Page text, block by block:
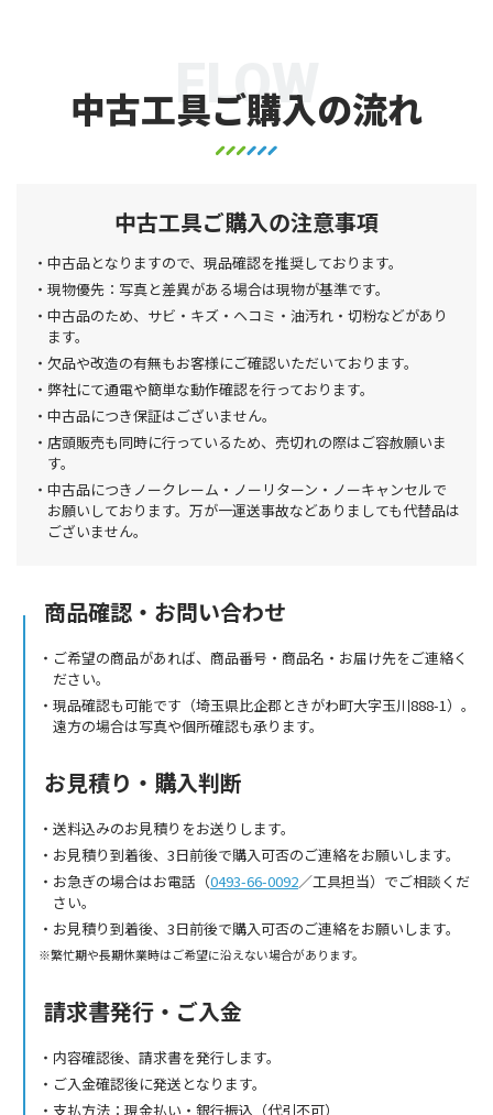
中古工具ご購入の流れ
FLOW
中古工具ご購入の注意事項
中古品となりますので、現品確認を推奨しております。
現物優先：写真と差異がある場合は現物が基準です。
中古品のため、サビ・キズ・ヘコミ・油汚れ・切粉などがあり
ます。
欠品や改造の有無もお客様にご確認いただいております。
弊社にて通電や簡単な動作確認を行っております。
中古品につき保証はございません。
店頭販売も同時に行っているため、売切れの際はご容赦願いま
す。
中古品につきノークレーム・ノーリターン・ノーキャンセルで
お願いしております。万が一運送事故などありましても代替品は
ございません。
商品確認・お問い合わせ
ご希望の商品があれば、商品番号・商品名・お届け先をご連絡く
ださい。
現品確認も可能です（埼玉県比企郡ときがわ町大字玉川888-1）。
遠方の場合は写真や個所確認も承ります。
お見積り・購入判断
送料込みのお見積りをお送りします。
お見積り到着後、3日前後で購入可否のご連絡をお願いします。
お急ぎの場合はお電話（0493-66-0092／工具担当）でご相談くだ
さい。
お見積り到着後、3日前後で購入可否のご連絡をお願いします。
繁忙期や長期休業時はご希望に沿えない場合があります。
請求書発行・ご入金
内容確認後、請求書を発行します。
ご入金確認後に発送となります。
支払方法：現金払い・銀行振込（代引不可）